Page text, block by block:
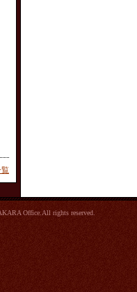
覧
Office.All rights reserved.